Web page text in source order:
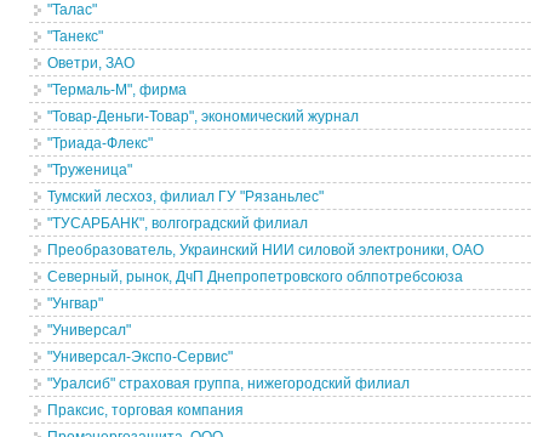
"Талас"
"Танекс"
Оветри, ЗАО
"Термаль-М", фирма
"Товар-Деньги-Товар", экономический журнал
"Триада-Флекс"
"Труженица"
Тумский лесхоз, филиал ГУ "Рязаньлес"
"ТУСАРБАНК", волгоградский филиал
Преобразователь, Украинский НИИ силовой электроники, ОАО
Северный, рынок, ДчП Днепропетровского облпотребсоюза
"Унгвар"
"Универсал"
"Универсал-Экспо-Сервис"
"Уралсиб" страховая группа, нижегородский филиал
Праксис, торговая компания